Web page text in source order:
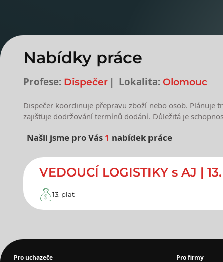
Nabídky práce
Profese: Dispečer Lokalita: Olomouc
Dispečer koordinuje přepravu zboží nebo osob. Plánuje
zajišťuje dodržování termínů dodání. Důležitá je
Našli jsme pro Vás 1 nabídek práce
Nejnovější nabídky
VEDOUCÍ LOGISTIKY s AJ |
13. plat
Pro uchazeče Pro firmy